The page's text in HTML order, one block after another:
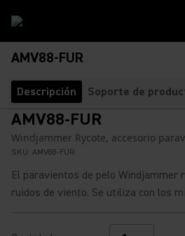
AMV88-FUR
Descripción Soporte de
AMV88-FUR
Windjammer Rycote, accesorio
SKU: AMV88-FUR
El paravientos de pelo Windjammer
ruidos de viento. Se utiliza con los